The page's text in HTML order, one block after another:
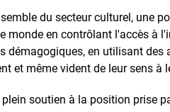
du secteur culturel, une
monde en contrôlant l'accès
démagogiques, en utilisant
et même vident de leur sens à
soutien à la position prise